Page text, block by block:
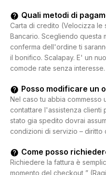
Quali metodi di
Carta di credito (Velocizza
Bancario. Scegliendo questa
conferma dell'ordine ti
il bonifico. Scalapay. E' un
comode rate senza interesse.
Posso modificare un
Nel caso tu abbia
contattare l'assistenza clienti
stato gia spedito dovrai
condizioni di servizio – diritto
Come posso
Richiedere la fattura è
momento del checkout ”